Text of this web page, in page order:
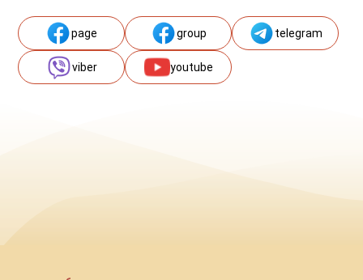
page group telegram
viber youtube